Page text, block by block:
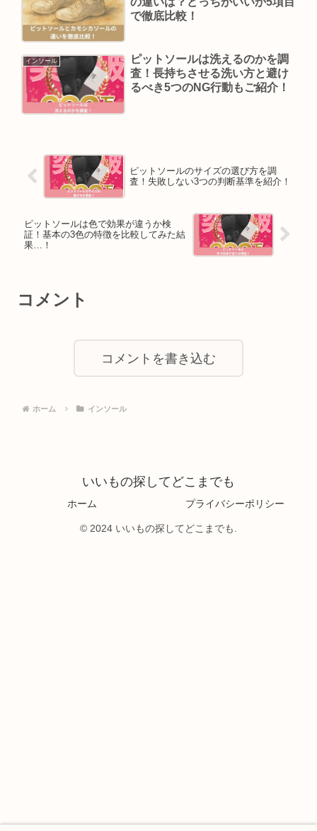
で徹底比較！
インソール
ピットソールは洗えるのかを調
査！長持ちさせる洗い方と避け
るべき5つのNG行動もご紹介！
ピットソールのサイズの選び方を調
査！失敗しない3つの判断基準を紹介！
ピットソールは色で効果が違うか検
証！基本の3色の特徴を比較してみた結
果…！
コメント
コメントを書き込む
ホーム インソール
いいもの探してどこまでも
ホーム プライバシーポリシー
© 2024 いいもの探してどこまでも.